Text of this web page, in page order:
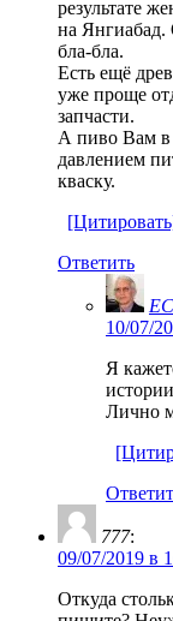
результате
на Янгиабад.
бла-бла.
Есть ещё
уже проще
запчасти.
А пиво Вам в
давлением
кваску.
Ответить
EC
10/07/
Я
Лично
777:
09/07/2019 в
Откуда